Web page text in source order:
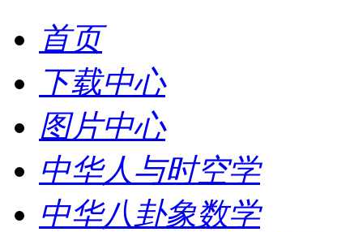
首页
下载中心
图片中心
中华人与时空学
中华八卦象数学